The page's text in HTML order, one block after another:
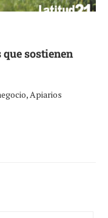
sostienen
Apiarios